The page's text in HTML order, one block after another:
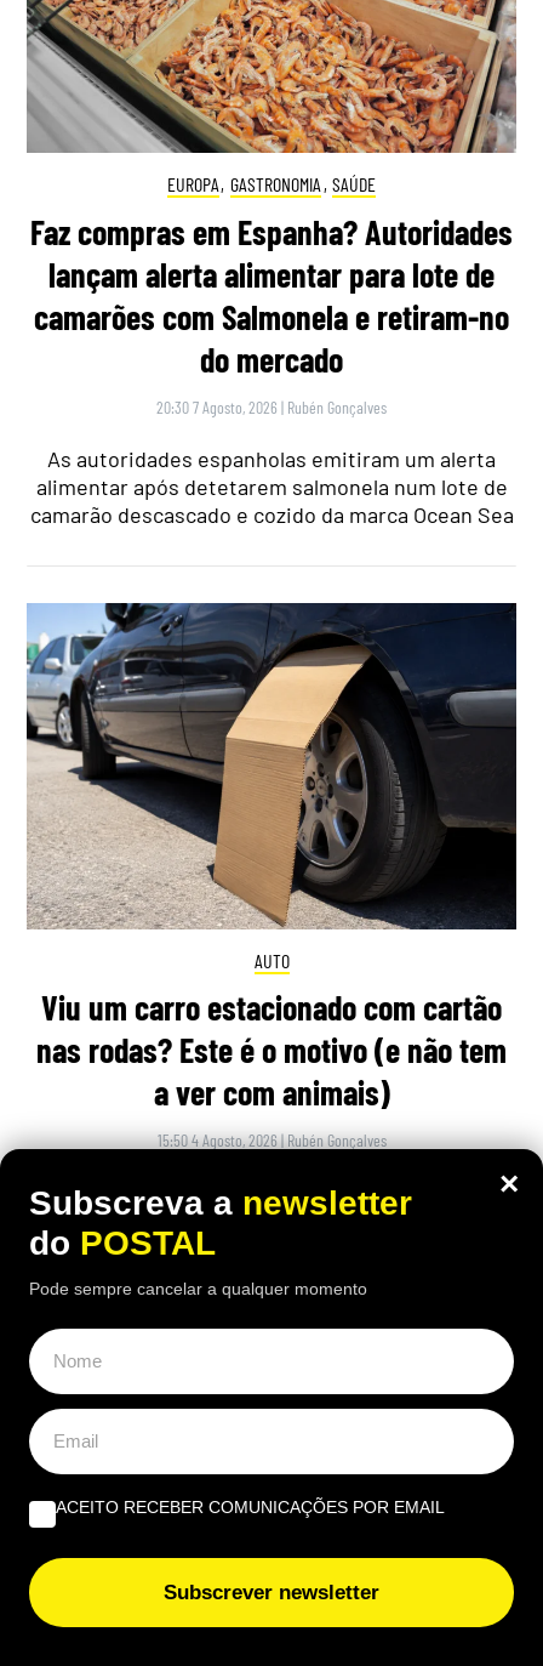
EUROPA, GASTRONOMIA , SAÚDE
Faz compras em Espanha? Autoridades
lançam alerta alimentar para lote de
camarões com Salmonela e retiram-no
do mercado
20:30 7 Agosto, 2026 | Rubén Gonçalves
As autoridades espanholas emitiram um alerta
alimentar após detetarem salmonela num lote de
camarão descascado e cozido da marca Ocean Sea
AUTO
Viu um carro estacionado com cartão
nas rodas? Este é o motivo (e não tem
a ver com animais)
15:50 4 Agosto, 2026|Rubén Gonçalves
Muitos condutores colocam pedaços de cartão
junto às rodas dos carros estacionados ao sol
×
Subscreva a newsletter
do POSTAL
Pode sempre cancelar a qualquer momento
ACEITO RECEBER COMUNICAÇÕES POR EMAIL
Subscrever newsletter